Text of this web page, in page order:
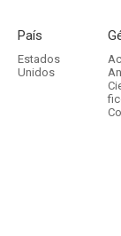
País
Estados
Unidos